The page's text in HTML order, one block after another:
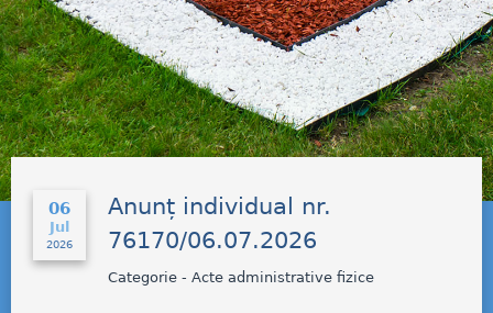
06
Jul
2026
Anunț individual nr.
76170/06.07.2026
Categorie - Acte administrative fizice